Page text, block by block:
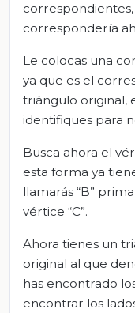
correspondería
Le colocas una
ya que es el
triángulo original,
identifiques para
Busca ahora el
esta forma ya
llamarás “B”
vértice “C”.
Ahora tienes un
original al que
has encontrado
encontrar los